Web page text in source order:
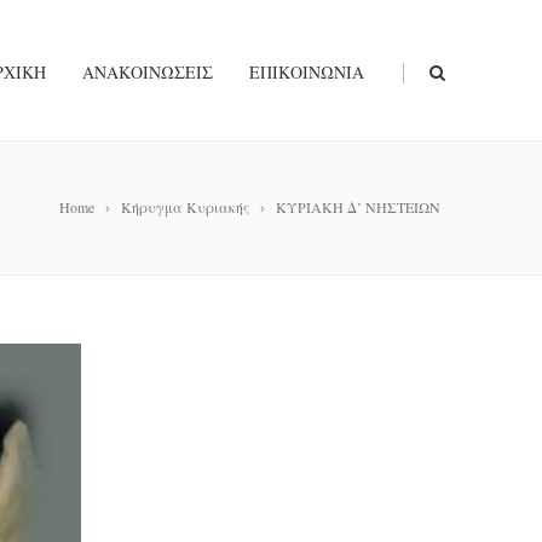
ΑΝΑΚΟΙΝΏΣΕΙΣ ΕΠΙΚΟΙΝΩΝΊΑ |
Home Κήρυγμα Κυριακής ΚΥΡΙΑΚΗ Δ’ ΝΗΣΤΕΙΩΝ